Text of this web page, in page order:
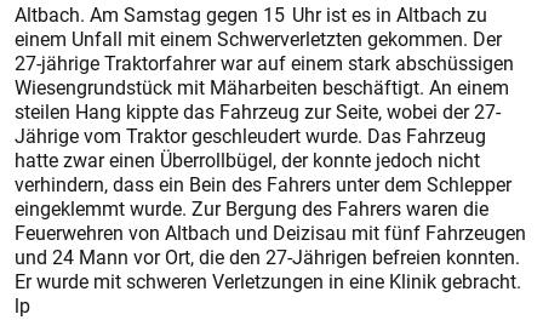
Altbach. Am Samstag gegen 15 Uhr ist es in Altbach zu
einem Unfall mit einem Schwerverletzten gekommen. Der
27-jährige Traktorfahrer war auf einem stark abschüssigen
Wiesengrundstück mit Mäharbeiten beschäftigt. An einem
steilen Hang kippte das Fahrzeug zur Seite, wobei der 27-
Jährige vom Traktor geschleudert wurde. Das Fahrzeug
hatte zwar einen Überrollbügel, der konnte jedoch nicht
verhindern, dass ein Bein des Fahrers unter dem Schlepper
eingeklemmt wurde. Zur Bergung des Fahrers waren die
Feuerwehren von Altbach und Deizisau mit fünf Fahrzeugen
und 24 Mann vor Ort, die den 27-Jährigen befreien konnten.
Er wurde mit schweren Verletzungen in eine Klinik gebracht.
lp